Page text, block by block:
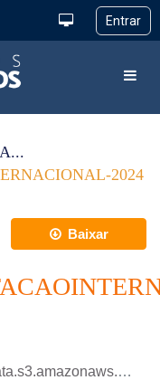
2024
Baixar
GERACAO_EXPORTACAO_INTERNACIONAL_2024.xlsx